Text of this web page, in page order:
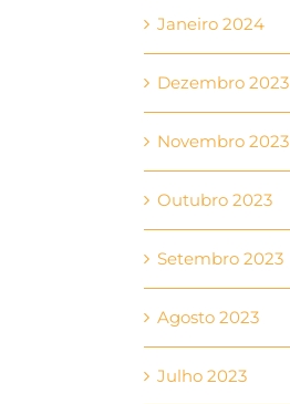
Janeiro 2024
Dezembro 2023
Novembro 2023
Outubro 2023
Setembro 2023
Agosto 2023
Julho 2023